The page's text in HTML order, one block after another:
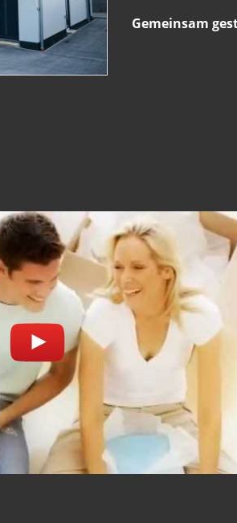
Gemeinsam